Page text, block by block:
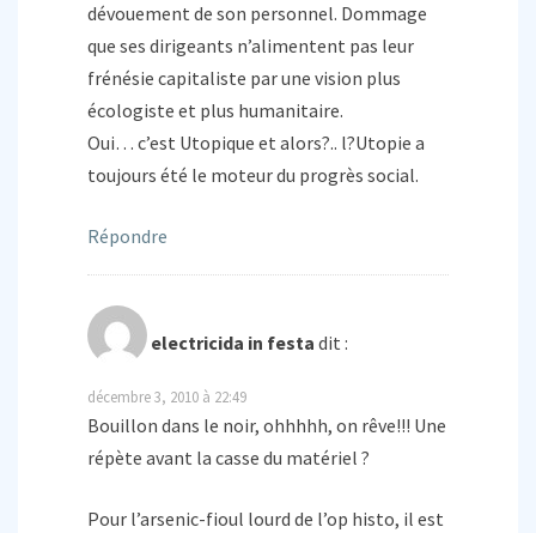
dévouement de son personnel. Dommage
que ses dirigeants n’alimentent pas leur
frénésie capitaliste par une vision plus
écologiste et plus humanitaire.
Oui… c’est Utopique et alors?.. l?Utopie a
toujours été le moteur du progrès social.
Répondre
electricida in festa dit :
décembre 3, 2010 à 22:49
Bouillon dans le noir, ohhhhh, on rêve!!! Une
répète avant la casse du matériel ?
Pour l’arsenic-fioul lourd de l’op histo, il est